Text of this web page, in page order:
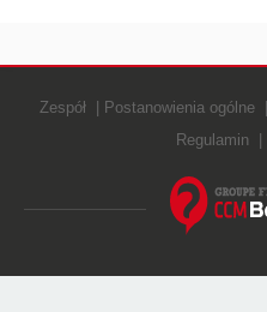
Zespół Postanowienia ogólne
Regulamin